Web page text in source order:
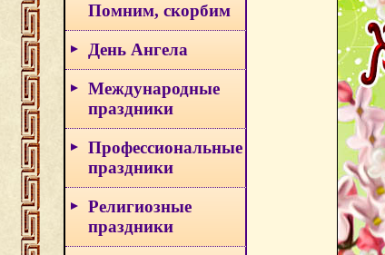
Помним, скорбим
День Ангела
Международные
праздники
Профессиональные
праздники
Религиозные
праздники